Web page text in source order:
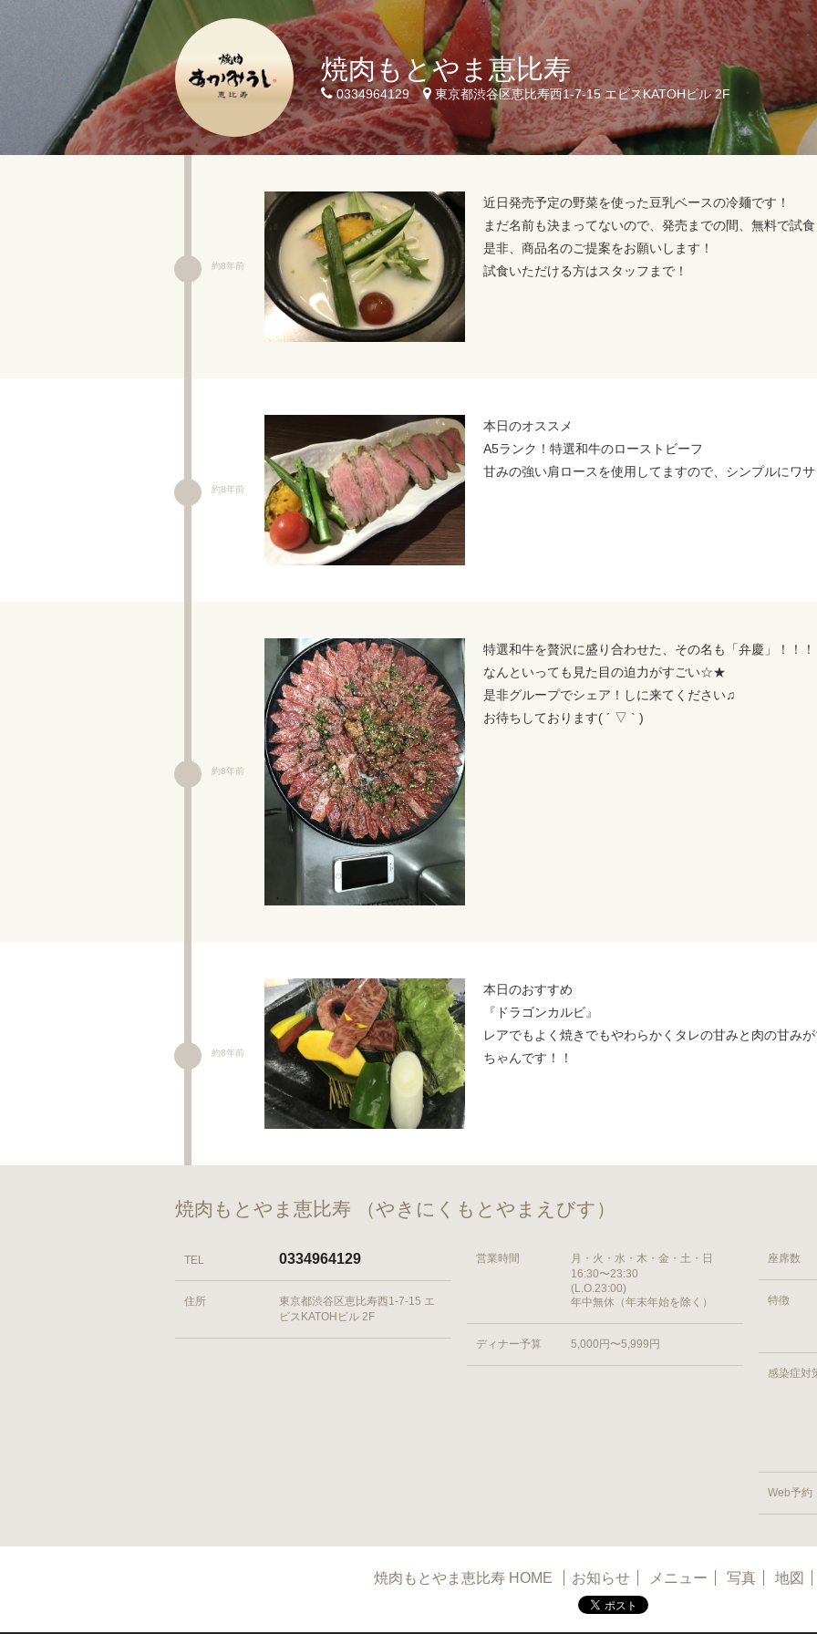
焼肉もとやま恵比寿
0334964129 東京都渋谷区恵比寿西1-7-15 エビスKATOHビル 2F
約8年前
近日発売予定の野菜を使った豆乳ベースの冷麺です！
まだ名前も決まってないので、発売までの間、無料で試
是非、商品名のご提案をお願いします！
試食いただける方はスタッフまで！
約8年前
本日のオススメ
A5ランク！特選和牛のローストビーフ
甘みの強い肩ロースを使用してますので、シンプルにワサ
約8年前
特選和牛を贅沢に盛り合わせた、その名も「弁慶」！！！
なんといっても見た目の迫力がすごい☆★
是非グループでシェア！しに来てください♫
お待ちしております( ´ ▽ ` )
約8年前
本日のおすすめ
『ドラゴンカルビ』
レアでもよく焼きでもやわらかくタレの甘みと肉の甘み
ちゃんです！！
焼肉もとやま恵比寿 （やきにくもとやまえびす）
TEL 0334964129
住所
東京都渋谷区恵比寿西1-7-15 エ
ビスKATOHビル 2F
営業時間
月・火・水・木・金・土・日
16:30〜23:30
(L.O.23:00)
年中無休（年末年始を除く）
ディナー予算 5,000円〜5,999円
座席数
特徴
感染症対
Web予約
焼肉もとやま恵比寿 HOME お知らせ メニュー 写真 地図